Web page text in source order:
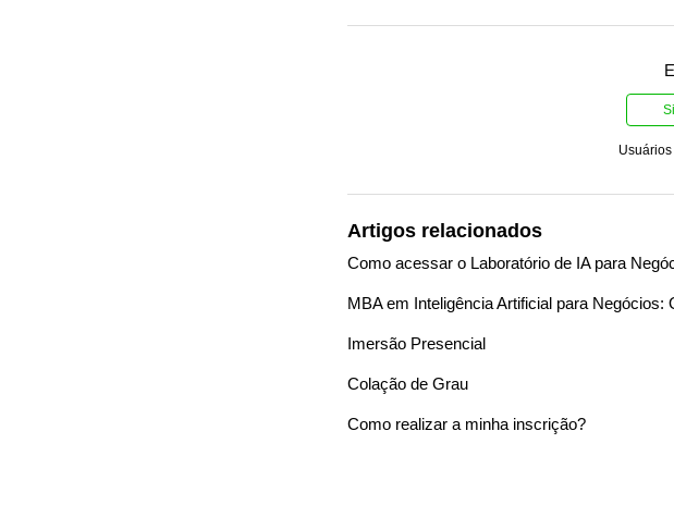
Artigos relacionados
Como acessar o Laboratório de IA para
MBA em Inteligência Artificial para Negócios:
Imersão Presencial
Colação de Grau
Como realizar a minha inscrição?